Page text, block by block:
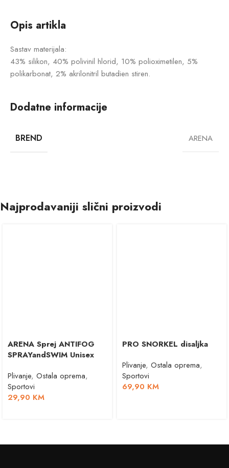
Opis artikla
Sastav materijala:
43% silikon, 40% polivinil hlorid, 10% polioximetilen, 5%
polikarbonat, 2% akrilonitril butadien stiren.
Dodatne informacije
BREND ARENA
Najprodavaniji slični proizvodi
ARENA Sprej ANTIFOG
SPRAYandSWIM Unisex
Plivanje, Ostala oprema,
Sportovi
29,90 KM
PRO SNORKEL disaljka
Plivanje, Ostala oprema,
Sportovi
69,90 KM